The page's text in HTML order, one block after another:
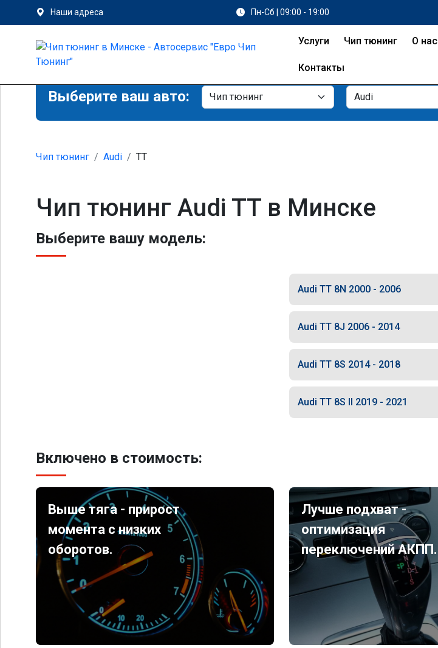
Наши адреса Пн-Сб | 09:00 - 19:00
Услуги Чип тюнинг О нас
Контакты
Выберите ваш авто:
Чип тюнинг Audi TT
Чип тюнинг Audi TT в Минске
Выберите вашу модель:
Audi TT 8N 2000 - 2006
Audi TT 8J 2006 - 2014
Audi TT 8S 2014 - 2018
Audi TT 8S II 2019 - 2021
Включено в стоимость:
Выше тяга - прирост
момента с низких
оборотов.
Лучше подхват -
оптимизация
переключений АКПП.